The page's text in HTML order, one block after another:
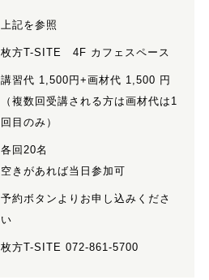
上記を参照
枚方T-SITE 4F カフェスペース
講習代 1,500円+画材代 1,500 円
（複数回受講される方は画材代は1
回目のみ）
各回20名
空きがあれば当日参加可
予約ボタンよりお申し込みくださ
い
枚方T-SITE 072-861-5700